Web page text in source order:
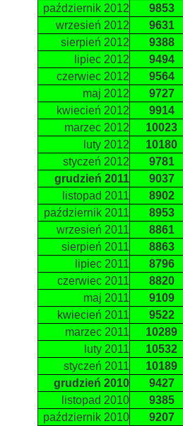
październik 2012
9853
wrzesień 2012
9631
sierpień 2012
9388
lipiec 2012
9494
czerwiec 2012
9564
maj 2012
9727
kwiecień 2012
9914
marzec 2012
10023
luty 2012
10180
styczeń 2012
9781
grudzień 2011
9037
listopad 2011
8902
październik 2011
8953
wrzesień 2011
8861
sierpień 2011
8863
lipiec 2011
8796
czerwiec 2011
8820
maj 2011
9109
kwiecień 2011
9522
marzec 2011
10289
luty 2011
10532
styczeń 2011
10189
grudzień 2010
9427
listopad 2010
9385
październik 2010
9207